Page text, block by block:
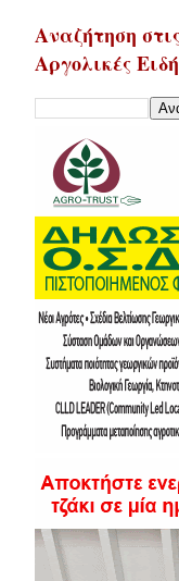
Αναζήτηση
Αργολικές